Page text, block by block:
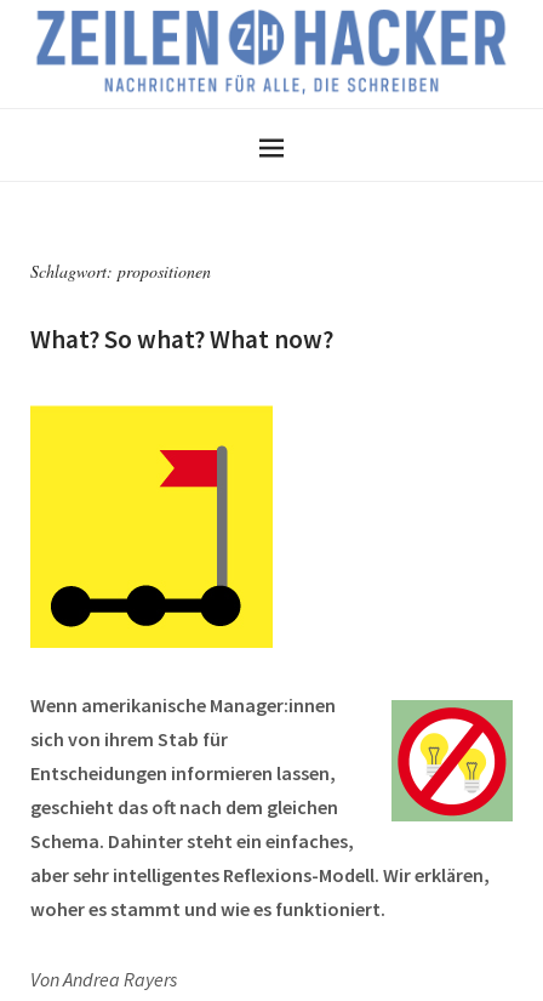
Schlagwort: propositionen
What? So what? What now?
Wenn amerikanische Manager:innen
sich von ihrem Stab für
Entscheidungen informieren lassen,
geschieht das oft nach dem gleichen
Schema. Dahinter steht ein einfaches,
aber sehr intelligentes Reflexions-Modell. Wir erklären,
woher es stammt und wie es funktioniert.
Von Andrea Rayers